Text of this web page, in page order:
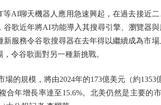
聊天機器人應用急速興起，在過去接近二
歌近年將AI功能導入其搜尋引擎、瀏覽器
服務令谷歌搜尋器在去年得以繼續成為市
令谷歌面對另一種新挑戰。
規模，將由2024年的173億美元（約1353
合年增長率達至15.6%。北美仍然是主要的